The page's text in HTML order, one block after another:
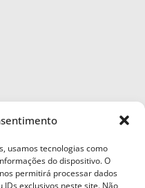
usamos tecnologias como
do dispositivo. O
permitirá processar dados
exclusivos neste site. Não